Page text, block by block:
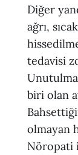
Diğer
ağrı,
tedavisi
biri olan
olmayan
Nöropati